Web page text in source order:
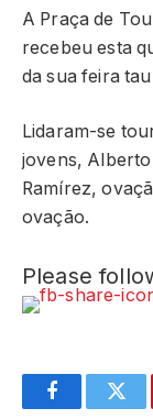
A Praça de
recebeu esta
da sua feira
Lidaram-se
jovens,
Ramírez,
ovação.
Please
Facebook